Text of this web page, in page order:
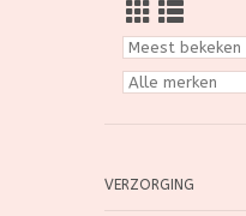
VERZORGING